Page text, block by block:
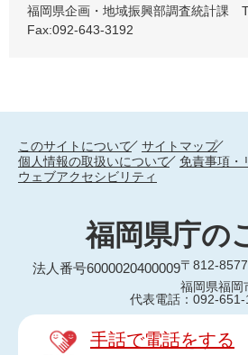
福岡県企画・地域振興部調査統計課
Fax:092-643-3192
このサイトについて
サイトマップ
個人情報の取扱いについて
免責事項・
ウェブアクセシビリティ
福岡県庁の
法人番号6000020400009〒812-8577
福岡県福岡
代表電話：092-651-
手話で電話をする